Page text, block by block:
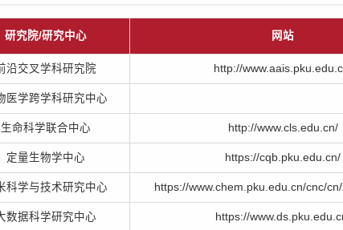
研究院/研究中心 网站
沿交叉学科研究院 http://
医学跨学科研究中心
生命科学联合中心 http://www.cls.edu.cn/
定量生物学中心 https://cqb.pku.edu.cn/
科学与技术研究中心 https://www.chem.pku.edu.cn/cnc/
数据科学研究中心 https://